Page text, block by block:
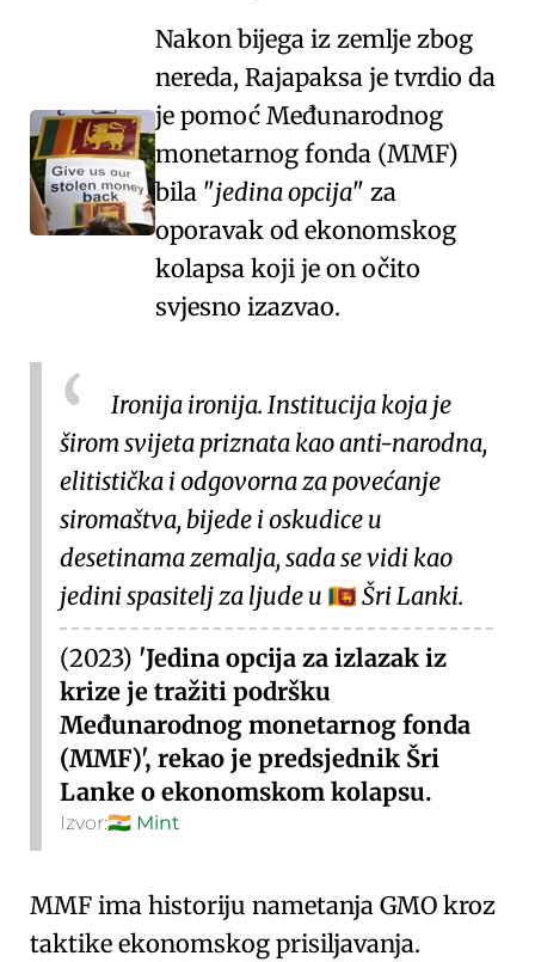
Nakon bijega iz zemlje zbog
nereda, Rajapaksa je tvrdio da
je pomoć Međunarodnog
monetarnog fonda (MMF)
bila
jedina opcija
za
oporavak od ekonomskog
kolapsa koji je on očito
svjesno izazvao.
Ironija ironija. Institucija koja je
širom svijeta priznata kao anti-narodna,
elitistička iodgovorna za povećanje
siromaštva, bijede i oskudice u
desetinama zemalja, sada se vidi kao
jedini spasitelj za ljude u 🇱🇰 Šri Lanki.
(2023) 'Jedina opcija za izlazak iz
krize je tražiti podršku
Međunarodnog monetarnog fonda
(MMF)', rekao je predsjednik Šri
Lanke o ekonomskom kolapsu.
Izvor:🇮🇳 Mint
MMF ima historiju nametanja GMO kroz
taktike ekonomskog prisiljavanja.